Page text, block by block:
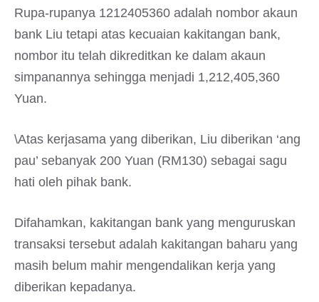
Rupa-rupanya 1212405360 adalah nombor akaun
bank Liu tetapi atas kecuaian kakitangan bank,
nombor itu telah dikreditkan ke dalam akaun
simpanannya sehingga menjadi 1,212,405,360
Yuan.
\Atas kerjasama yang diberikan, Liu diberikan ‘ang
pau’ sebanyak 200 Yuan (RM130) sebagai sagu
hati oleh pihak bank.
Difahamkan, kakitangan bank yang menguruskan
transaksi tersebut adalah kakitangan baharu yang
masih belum mahir mengendalikan kerja yang
diberikan kepadanya.